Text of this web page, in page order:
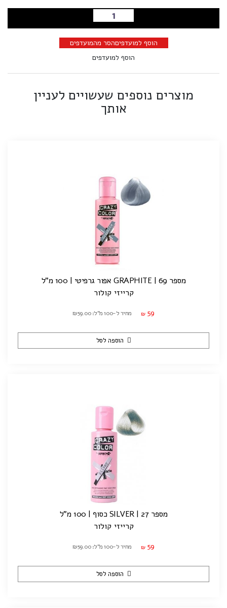
הוספה לסל
הוסף למועדפיםהסר מהמועדפים
הוסף למועדפים
מוצרים נוספים שעשויים לעניין
אותך
מספר 69 | GRAPHITE אפור גרפיטי | 100 מ"ל
קרייזי קולור
₪ 59 מחיר ל-100 מ"ל: ₪59.00
הוספה לסל
מספר 27 | SILVER כסוף | 100 מ"ל
קרייזי קולור
₪ 59 מחיר ל-100 מ"ל: ₪59.00
הוספה לסל